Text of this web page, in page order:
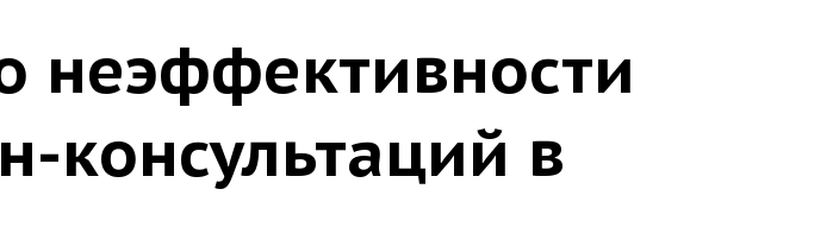
неэффективности
консультаций в